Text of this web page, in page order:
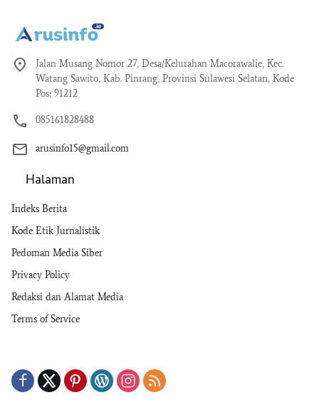
Jalan Musang Nomor 27, Desa/Kelurahan Macorawalie, Kec.
Watang Sawito, Kab. Pinrang, Provinsi Sulawesi Selatan, Kode
Pos: 91212
085161828488
arusinfo15@gmail.com
Halaman
Indeks Berita
Kode Etik Jurnalistik
Pedoman Media Siber
Privacy Policy
Redaksi dan Alamat Media
Terms of Service